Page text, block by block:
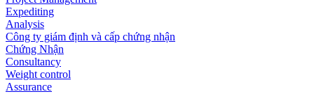
Expediting
Analysis
Công ty giám định và cấp chứng nhận
Chứng Nhận
Consultancy
Weight control
Assurance